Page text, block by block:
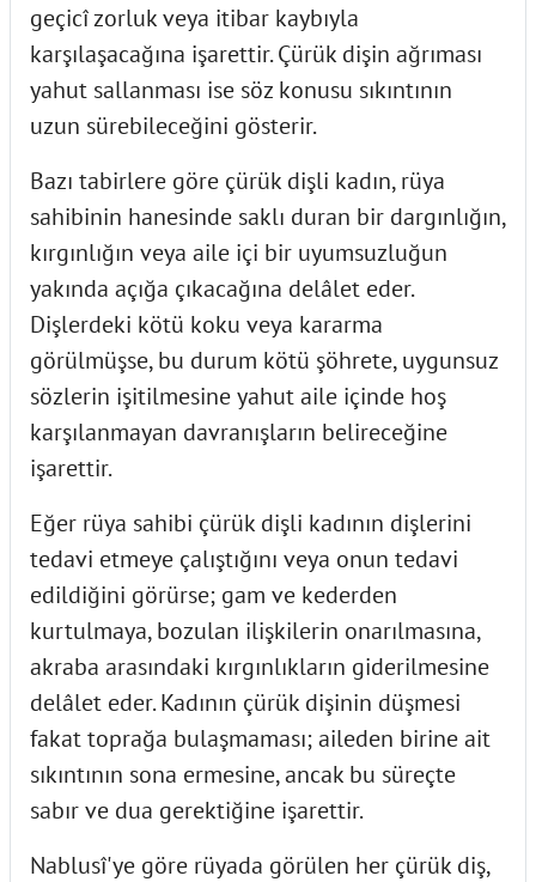
geçicî zorluk veya itibar kaybıyla
karşılaşacağına işarettir. Çürük dişin ağrıması
yahut sallanması ise söz konusu sıkıntının
uzun sürebileceğini gösterir.
Bazı tabirlere göre çürük dişli kadın, rüya
sahibinin hanesinde saklı duran bir dargınlığın,
kırgınlığın veya aile içi bir uyumsuzluğun
yakında açığa çıkacağına delâlet eder.
Dişlerdeki kötü koku veya kararma
görülmüşse, bu durum kötü şöhrete, uygunsuz
sözlerin işitilmesine yahut aile içinde hoş
karşılanmayan davranışların belireceğine
işarettir.
Eğer rüya sahibi çürük dişli kadının dişlerini
tedavi etmeye çalıştığını veya onun tedavi
edildiğini görürse; gam ve kederden
kurtulmaya, bozulan ilişkilerin onarılmasına,
akraba arasındaki kırgınlıkların giderilmesine
delâlet eder. Kadının çürük dişinin düşmesi
fakat toprağa bulaşmaması; aileden birine ait
sıkıntının sona ermesine, ancak bu süreçte
sabır ve dua gerektiğine işarettir.
Nablusî'ye göre rüyada görülen her çürük diş,